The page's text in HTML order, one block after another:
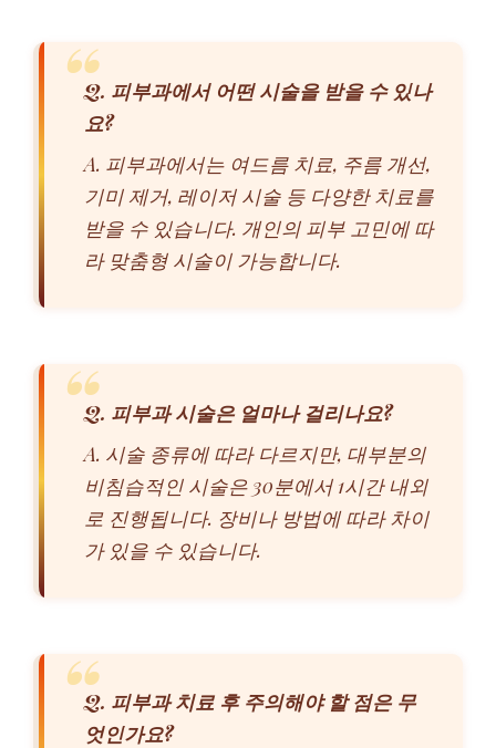
Q. 피부과에서 어떤 시술을 받을 수 있나
요?
A. 피부과에서는 여드름 치료, 주름 개선,
기미 제거, 레이저 시술 등 다양한 치료를
받을 수 있습니다. 개인의 피부 고민에 따
라 맞춤형 시술이 가능합니다.
Q. 피부과 시술은 얼마나 걸리나요?
A. 시술 종류에 따라 다르지만, 대부분의
비침습적인 시술은 30분에서 1시간 내외
로 진행됩니다. 장비나 방법에 따라 차이
가 있을 수 있습니다.
Q. 피부과 치료 후 주의해야 할 점은 무
엇인가요?